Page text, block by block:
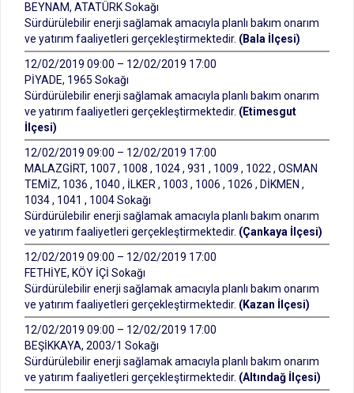
BEYNAM, ATATÜRK Sokağı
Sürdürülebilir enerji sağlamak amacıyla planlı bakım onarım
ve yatırım faaliyetleri gerçekleştirmektedir. (Bala İlçesi)
12/02/2019 09:00 – 12/02/2019 17:00
PİYADE, 1965 Sokağı
Sürdürülebilir enerji sağlamak amacıyla planlı bakım onarım
ve yatırım faaliyetleri gerçekleştirmektedir. (Etimesgut
İlçesi)
12/02/2019 09:00 – 12/02/2019 17:00
MALAZGİRT, 1007 , 1008 , 1024 , 931 , 1009 , 1022 , OSMAN
TEMİZ, 1036 , 1040 , İLKER , 1003 , 1006 , 1026 , DİKMEN ,
1034 , 1041 , 1004 Sokağı
Sürdürülebilir enerji sağlamak amacıyla planlı bakım onarım
ve yatırım faaliyetleri gerçekleştirmektedir. (Çankaya İlçesi)
12/02/2019 09:00 – 12/02/2019 17:00
FETHİYE, KÖY İÇİ Sokağı
Sürdürülebilir enerji sağlamak amacıyla planlı bakım onarım
ve yatırım faaliyetleri gerçekleştirmektedir. (Kazan İlçesi)
12/02/2019 09:00 – 12/02/2019 17:00
BEŞİKKAYA, 2003/1 Sokağı
Sürdürülebilir enerji sağlamak amacıyla planlı bakım onarım
ve yatırım faaliyetleri gerçekleştirmektedir. (Altındağ İlçesi)